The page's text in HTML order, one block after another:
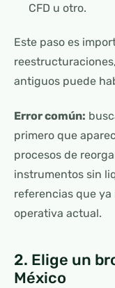
CFD u otro.
Este paso es
antiguos puede
Error común:
primero que
procesos de
instrumentos sin
referencias que ya
operativa actual.
2. Elige un
México